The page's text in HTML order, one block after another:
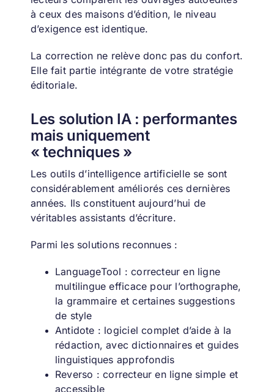
à ceux des maisons d’édition, le niveau
d’exigence est identique.
La correction ne relève donc pas du confort.
Elle fait partie intégrante de votre stratégie
éditoriale.
Les solution IA : performantes
mais uniquement
« techniques »
Les outils d’intelligence artificielle se sont
considérablement améliorés ces dernières
années. Ils constituent aujourd’hui de
véritables assistants d’écriture.
Parmi les solutions reconnues :
LanguageTool : correcteur en ligne
multilingue efficace pour l’orthographe,
la grammaire et certaines suggestions
de style
Antidote : logiciel complet d’aide à la
rédaction, avec dictionnaires et guides
linguistiques approfondis
Reverso : correcteur en ligne simple et
accessible